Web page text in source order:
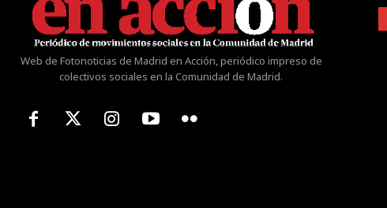
Web de Fotonoticias de Madrid en Acción, periódico impreso de
colectivos sociales en la Comunidad de Madrid.